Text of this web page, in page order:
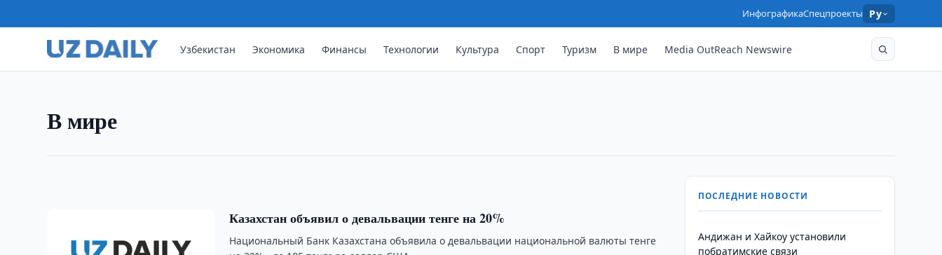
ИнфографикаСпецпроекты Ру
Узбекистан Экономика Финансы Технологии Культура Спорт Туризм В мире Media OutReach Newswire
В мире
ООН призывает обеспечить безопасность детей во всемирной
паутине
направленной на повышение безопасности детей в …
Казахстан объявил о девальвации тенге на 20%
Национальный Банк Казахстана объявила о девальвации национальной валюты тенге
ПОСЛЕДНИЕ НОВОСТИ
Андижан и Хайкоу установили
побратимские связи